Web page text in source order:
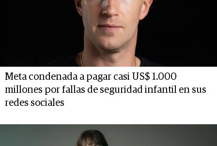
Meta condenada a pagar casi US$ 1.000
millones por fallas de seguridad infantil en sus
redes sociales